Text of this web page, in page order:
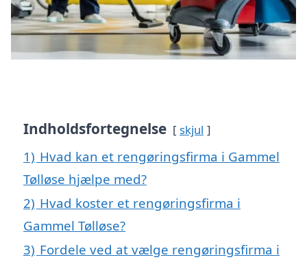
Indholdsfortegnelse skjul
1) Hvad kan et rengøringsfirma i Gammel
Tølløse hjælpe med?
2) Hvad koster et rengøringsfirma i
Gammel Tølløse?
3) Fordele ved at vælge rengøringsfirma i